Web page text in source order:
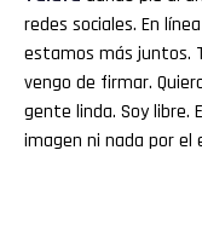
redes sociales. En
estamos más juntos.
vengo de firmar.
gente linda. Soy libre.
imagen ni nada por el